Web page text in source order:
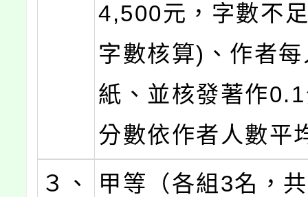
4,500元，字數不
字數核算)、作者
紙、並核發著作
分數依作者人數平
３、
甲等（各組3名，